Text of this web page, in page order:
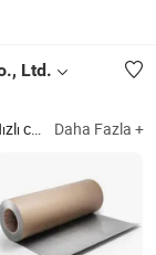
Ltd.
cevap Daha Fazla +